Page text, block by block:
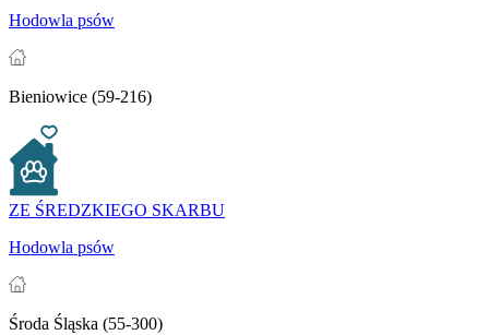
Hodowla psów
Bieniowice (59-216)
ZE ŚREDZKIEGO SKARBU
Hodowla psów
Środa Śląska (55-300)